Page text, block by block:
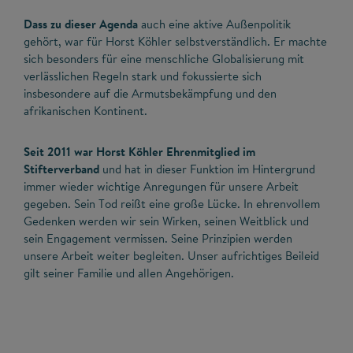
Dass zu dieser Agendaauch eine aktive Außenpolitik
gehört, war für Horst Köhler selbstverständlich. Er machte
sich besonders für eine menschliche Globalisierung mit
verlässlichen Regeln stark und fokussierte sich
insbesondere auf die Armutsbekämpfung und den
afrikanischen Kontinent.
Seit 2011 war Horst Köhler Ehrenmitglied im
Stifterverband und hat in dieser Funktion im Hintergrund
immer wieder wichtige Anregungen für unsere Arbeit
gegeben. Sein Tod reißt eine große Lücke. In ehrenvollem
Gedenken werden wir sein Wirken, seinen Weitblick und
sein Engagement vermissen. Seine Prinzipien werden
unsere Arbeit weiter begleiten. Unser aufrichtiges Beileid
gilt seiner Familie und allen Angehörigen.